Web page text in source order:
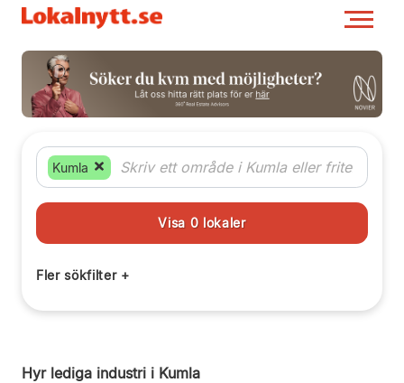
Kumla
Hyr lediga industri i Kumla